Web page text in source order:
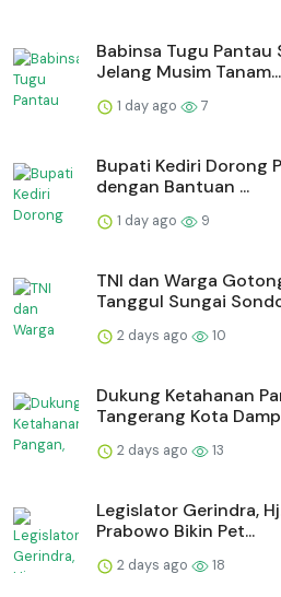
Babinsa Tugu Pantau
Jelang Musim Tanam...
1 day ago 7
Bupati Kediri Dorong
dengan Bantuan ...
1 day ago 9
TNI dan Warga
Tanggul Sungai
2 days ago 10
Dukung Ketahanan
Tangerang Kota
2 days ago 13
Legislator Gerindra,
Prabowo Bikin Pet...
2 days ago 18